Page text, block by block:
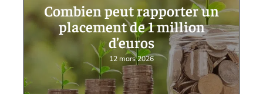
Combien peut rapporter un
placement de 1 million
d’euros
12 mars 2026